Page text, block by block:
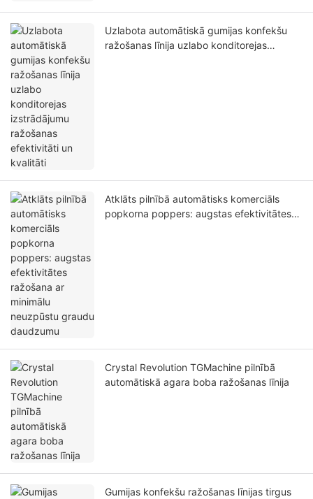
Uzlabota automātiskā gumijas konfekšu
ražošanas līnija uzlabo konditorejas
Atklāts pilnībā automātisks komerciāls
popkorna poppers: augstas efektivitātes
Crystal Revolution TGMachine pilnībā
automātiskā agara boba ražošanas līnija
Gumijas konfekšu ražošanas līnijas tirgus